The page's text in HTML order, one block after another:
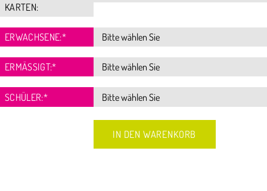
KARTEN:
ERWACHSENE:*
ERMÄSSIGT:*
SCHÜLER:*